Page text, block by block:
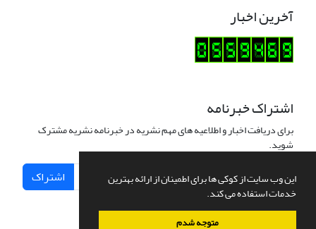
این وب سایت از کوکی ها برای اطمینان از ارائه بهترین
خدمات استفاده می کند.
متوجه شدم
آخرین اخبار
اشتراک خبرنامه
برای دریافت اخبار و اطلاعیه های مهم نشریه در خبرنامه نشریه مشترک
شوید.
اشتراک